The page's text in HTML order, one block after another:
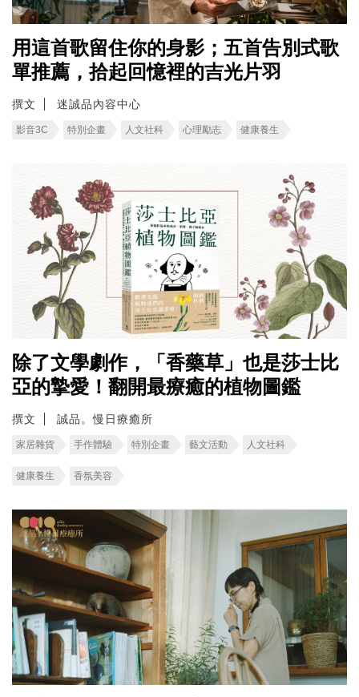
用這首歌留住你的身影；五首告別式歌
單推薦，拾起回憶裡的吉光片羽
撰文 迷誠品內容中心
影音3C 特別企畫 人文社科 心理勵志 健康養生
除了文學劇作，「香藥草」也是莎士比
亞的摯愛！翻開最療癒的植物圖鑑
撰文 誠品。慢日療癒所
家居雜貨 手作體驗 特別企畫 藝文活動 人文社科
健康養生 香氛美容